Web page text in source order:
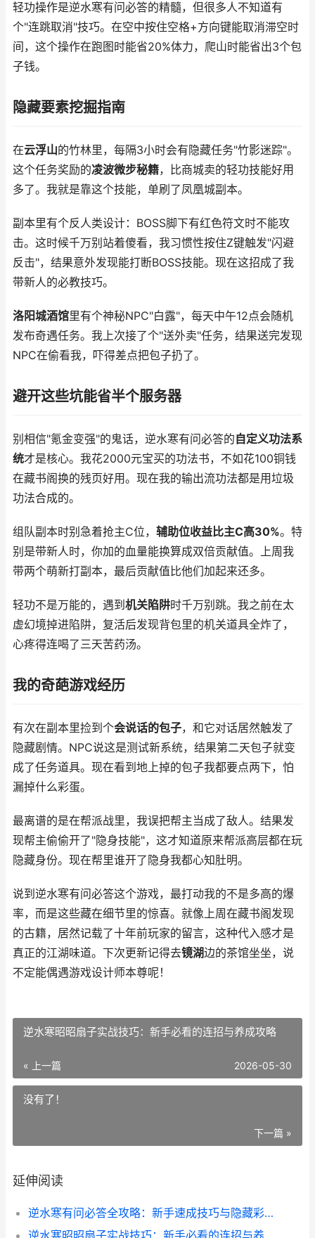
轻功操作是逆水寒有问必答的精髓，但很多人不知道有
个"连跳取消"技巧。在空中按住空格+方向键能取消滞空时
间，这个操作在跑图时能省20%体力，爬山时能省出3个包
子钱。
隐藏要素挖掘指南
在云浮山的竹林里，每隔3小时会有隐藏任务"竹影迷踪"。
这个任务奖励的凌波微步秘籍，比商城卖的轻功技能好用
多了。我就是靠这个技能，单刷了凤凰城副本。
副本里有个反人类设计：BOSS脚下有红色符文时不能攻
击。这时候千万别站着傻看，我习惯性按住Z键触发"闪避
反击"，结果意外发现能打断BOSS技能。现在这招成了我
带新人的必教技巧。
洛阳城酒馆里有个神秘NPC"白露"，每天中午12点会随机
发布奇遇任务。我上次接了个"送外卖"任务，结果送完发现
NPC在偷看我，吓得差点把包子扔了。
避开这些坑能省半个服务器
别相信"氪金变强"的鬼话，逆水寒有问必答的自定义功法系
统才是核心。我花2000元宝买的功法书，不如花100铜钱
在藏书阁换的残页好用。现在我的输出流功法都是用垃圾
功法合成的。
组队副本时别急着抢主C位， 辅助位收益比主C高30%。特
别是带新人时，你加的血量能换算成双倍贡献值。上周我
带两个萌新打副本，最后贡献值比他们加起来还多。
轻功不是万能的，遇到 机关陷阱时千万别跳。我之前在太
虚幻境掉进陷阱，复活后发现背包里的机关道具全炸了，
心疼得连喝了三天苦药汤。
我的奇葩游戏经历
有次在副本里捡到个会说话的包子，和它对话居然触发了
隐藏剧情。NPC说这是测试新系统，结果第二天包子就变
成了任务道具。现在看到地上掉的包子我都要点两下，怕
漏掉什么彩蛋。
最离谱的是在帮派战里，我误把帮主当成了敌人。结果发
现帮主偷偷开了"隐身技能"，这才知道原来帮派高层都在玩
隐藏身份。现在帮里谁开了隐身我都心知肚明。
说到逆水寒有问必答这个游戏，最打动我的不是多高的爆
率，而是这些藏在细节里的惊喜。就像上周在藏书阁发现
的古籍，居然记载了十年前玩家的留言，这种代入感才是
真正的江湖味道。下次更新记得去镜湖边的茶馆坐坐，说
不定能偶遇游戏设计师本尊呢！
逆水寒昭昭扇子实战技巧：新手必看的连招与养成攻略
« 上一篇 2026-05-30
没有了！
下一篇 »
延伸阅读
逆水寒有问必答全攻略：新手速成技巧与隐藏彩蛋大揭秘